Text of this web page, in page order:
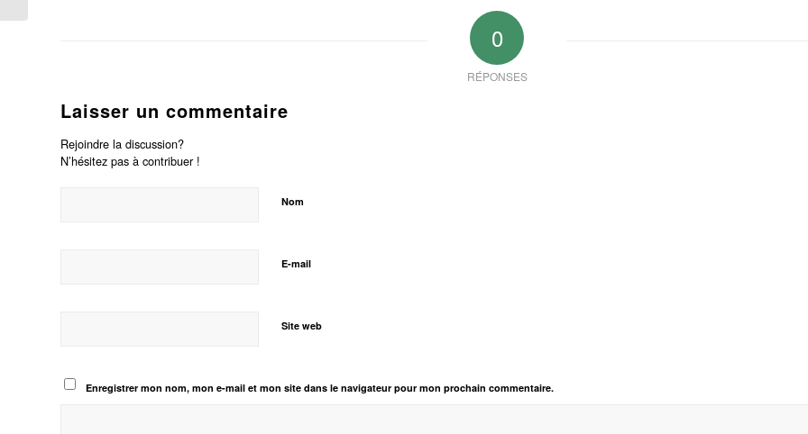
0
RÉPONSES
Laisser un commentaire
Rejoindre la discussion?
N’hésitez pas à contribuer !
Nom
E-mail
Site web
Enregistrer mon nom, mon e-mail et mon site dans le navigateur pour mon prochain commentaire.